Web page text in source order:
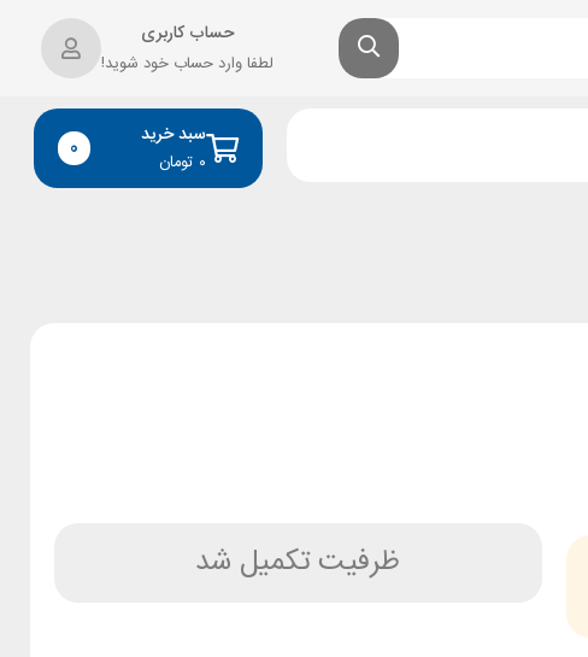
حساب کاربری
لطفا وارد حساب خود شوید!
سبد خرید
تومان ۰ 0
ظرفیت تکمیل شد